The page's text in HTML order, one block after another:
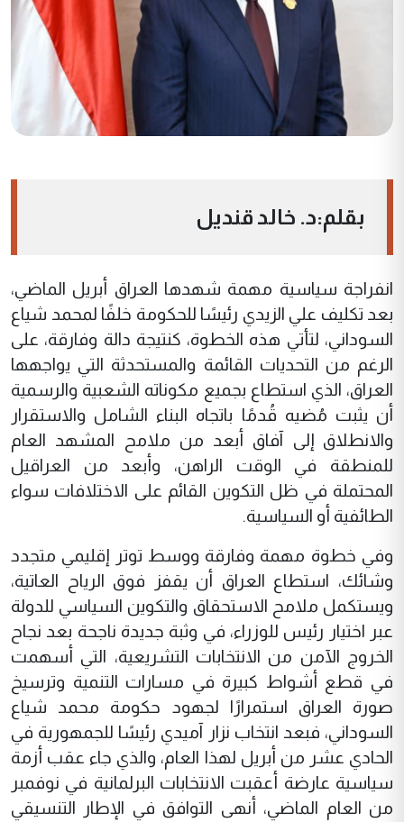
بقلم:د. خالد قنديل
انفراجة سياسية مهمة شهدها العراق أبريل الماضي،
بعد تكليف علي الزيدي رئيسًا للحكومة خلفًا لمحمد شياع
السوداني، لتأتي هذه الخطوة، كنتيجة دالة وفارقة، على
الرغم من التحديات القائمة والمستحدثة التي يواجهها
العراق، الذي استطاع بجميع مكوناته الشعبية والرسمية
أن يثبت مُضيه قُدمًا باتجاه البناء الشامل والاستقرار
والانطلاق إلى آفاق أبعد من ملامح المشهد العام
للمنطقة في الوقت الراهن، وأبعد من العراقيل
المحتملة في ظل التكوين القائم على الاختلافات سواء
الطائفية أو السياسية.
وفي خطوة مهمة وفارقة ووسط توتر إقليمي متجدد
وشائك، استطاع العراق أن يقفز فوق الرياح العاتية،
ويستكمل ملامح الاستحقاق والتكوين السياسي للدولة
عبر اختيار رئيس للوزراء، في وثبة جديدة ناجحة بعد نجاح
الخروج الآمن من الانتخابات التشريعية، التي أسهمت
في قطع أشواط كبيرة في مسارات التنمية وترسيخ
صورة العراق استمرارًا لجهود حكومة محمد شياع
السوداني، فبعد انتخاب نزار آميدي رئيسًا للجمهورية في
الحادي عشر من أبريل لهذا العام، والذي جاء عقب أزمة
سياسية عارضة أعقبت الانتخابات البرلمانية في نوفمبر
من العام الماضي، أنهى التوافق في الإطار التنسيقي